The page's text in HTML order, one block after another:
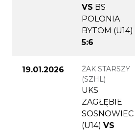
VS BS
POLONIA
BYTOM (U14)
5:6
19.01.2026
ŻAK STARSZY
(SZHL)
UKS
ZAGŁĘBIE
SOSNOWIEC
(U14) VS